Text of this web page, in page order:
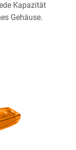
Kapazität
Gehäuse.